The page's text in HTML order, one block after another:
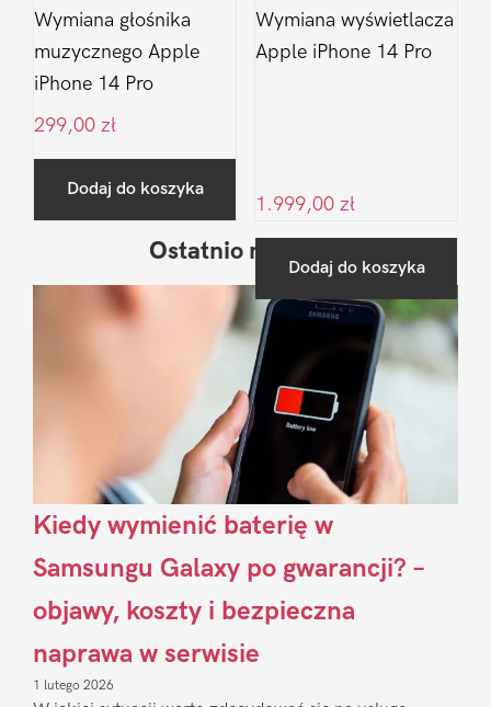
Wymiana głośnika
muzycznego Apple
iPhone 14 Pro
299,00 zł
Dodaj do koszyka
Wymiana wyświetlacza
Apple iPhone 14 Pro
1.999,00 zł
Dodaj do koszyka
Sidebar
Ostatnio na blogu
Kiedy wymienić baterię w
Samsungu Galaxy po gwarancji? –
objawy, koszty i bezpieczna
naprawa w serwisie
1 lutego 2026